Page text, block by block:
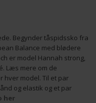
Begynder tåspidssko fra
Balance med blødere
er model Hannah strong,
Læs mere om de
hver model. Til et par
og elastik og et par
her